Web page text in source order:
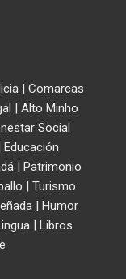
| Comarcas
| Alto Minho
Social
Educación
| Patrimonio
| Turismo
| Humor
| Libros